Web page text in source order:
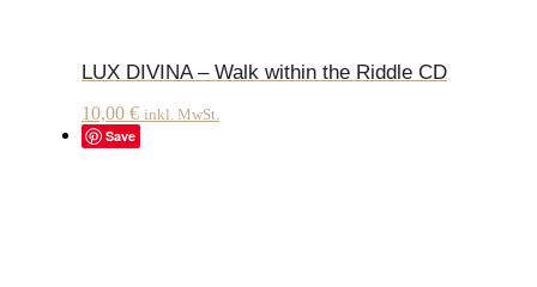
LUX DIVINA – Walk within the Riddle CD
10,00 € inkl. MwSt.
Save